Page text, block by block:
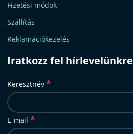
Fizetési módok
Szállítás
Reklamációkezelés
Iratkozz fel hírlevelünkre
Keresztnév *
E-mail *